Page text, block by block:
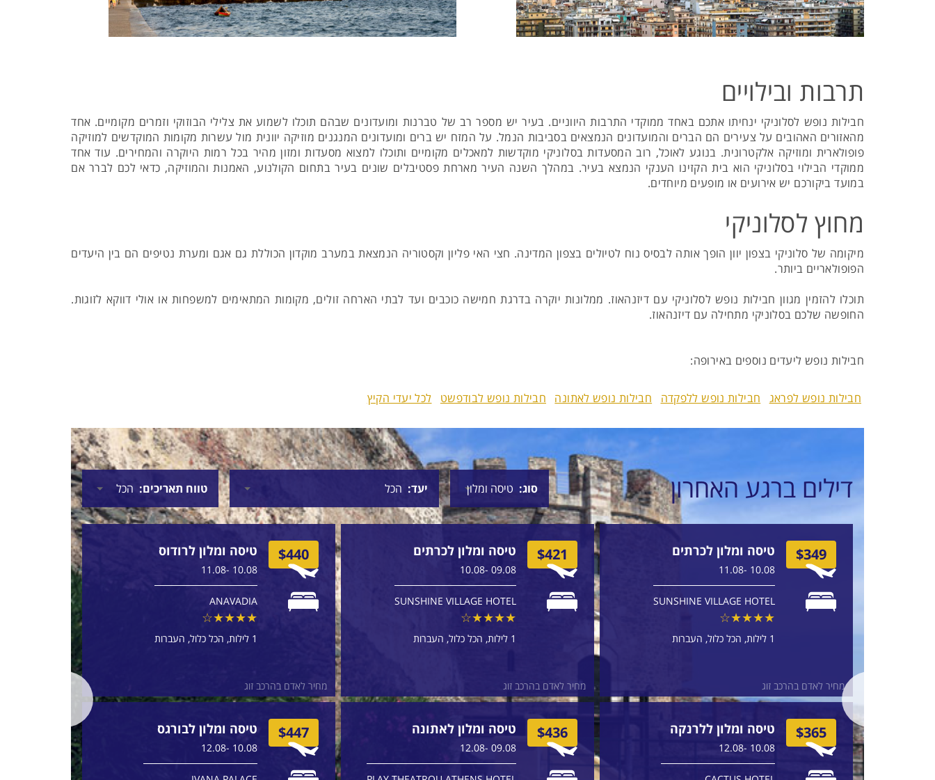
תרבות ובילויים
חבילות נופש לסלוניקי ינחיתו אתכם באחד ממוקדי התרבות היווניים. בעיר יש מספר רב של טברנות ומועדונים שבהם תוכלו לשמוע את צלילי הבוזוקי וזמרים מקומיים. אחד
מהאזורים האהובים על צעירים הם הברים והמועדונים הנמצאים בסביבות הנמל. על המזח יש ברים ומועדונים המנגנים מוזיקה יוונית מול עשרות מקומות המוקדשים למוזיקה
פופולארית ומוזיקה אלקטרונית. בנוגע לאוכל, רוב המסעדות בסלוניקי מוקדשות למאכלים מקומיים ותוכלו למצוא מסעדות ומזון מהיר בכל רמות היוקרה והמחירים. עוד אחד
ממוקדי הבילוי בסלוניקי הוא בית הקזינו הענקי הנמצא בעיר. במהלך השנה העיר מארחת פסטיבלים שונים בעיר בתחום הקולנוע, האמנות והמוזיקה, כדאי לכם לברר אם
במועד ביקורכם יש אירועים או מופעים מיוחדים.
מחוץ לסלוניקי
מיקומה של סלוניקי בצפון יוון הופך אותה לבסיס נוח לטיולים בצפון המדינה. חצי האי פליון וקסטוריה הנמצאת במערב מוקדון הכוללת גם אגם ומערת נטיפים הם בין היעדים
הפופולאריים ביותר.
תוכלו להזמין מגוון חבילות נופש לסלוניקי עם דיזנהאוז. ממלונות יוקרה בדרגת חמישה כוכבים ועד לבתי הארחה זולים, מקומות המתאימים למשפחות או אולי דווקא לזוגות.
החופשה שלכם בסלוניקי מתחילה עם דיזנהאוז.
חבילות נופש ליעדים נוספים באירופה:
חבילות נופש לפראג חבילות נופש ללפקדה חבילות נופש לאתונה חבילות נופש לבודפשט לכל יעדי הקיץ
דילים ברגע האחרון יעד סוג טווח תאריכים
$349
מחיר לאדם בהרכב זוג
טיסה ומלון לכרתים
10.08 -11.08
SUNSHINE VILLAGE HOTEL
1 לילות הכל כלול העברות
$365 טיסה ומלון ללרנקה
10.08 -12.08
$421
מחיר לאדם בהרכב זוג
טיסה ומלון לכרתים
09.08 -10.08
SUNSHINE VILLAGE HOTEL
1 לילות הכל כלול העברות
$436 טיסה ומלון לאתונה
09.08 -12.08
$440
מחיר לאדם בהרכב זוג
טיסה ומלון לרודוס
10.08 -11.08
ANAVADIA
1 לילות הכל כלול העברות
$447 טיסה ומלון לבורגס
10.08 -12.08